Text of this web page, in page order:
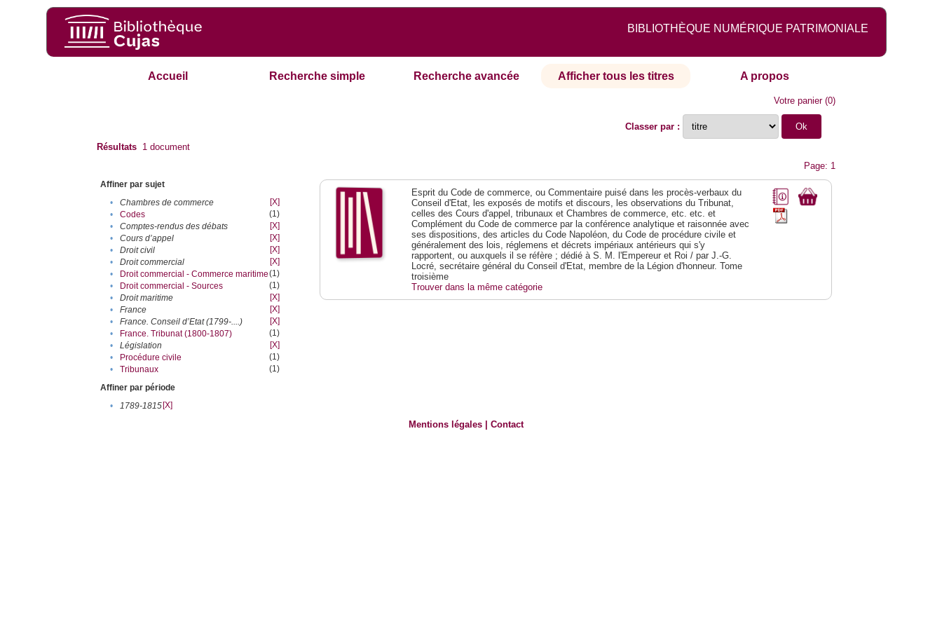
BIBLIOTHÈQUE NUMÉRIQUE PATRIMONIALE
Accueil Recherche simple Recherche avancée Afficher tous les titres A propos
Votre panier(0)
Classer par :
Résultats 1 document
Page: 1
Affiner par sujet
•
Chambres de commerce
[X]
•
Codes
(1)
•
Comptes-rendus des débats
[X]
•
Cours d’appel
[X]
•
Droit civil
[X]
•
Droit commercial
[X]
•
Droit commercial - Commerce maritime(1)
•
Droit commercial - Sources
(1)
•
Droit maritime
[X]
•
France
[X]
•
France. Conseil d’Etat (1799-....)
[X]
•
France. Tribunat (1800-1807)
(1)
•
Législation
[X]
•
Procédure civile
(1)
•
Tribunaux
(1)
Affiner par période
•
1789-1815[X]
Esprit du Code de commerce, ou Commentaire puisé dans les procès-verbaux du
Conseil d'Etat, les exposés de motifs et discours, les observations du Tribunat,
celles des Cours d'appel, tribunaux et Chambres de commerce, etc. etc. et
Complément du Code de commerce par la conférence analytique et raisonnée avec
ses dispositions, des articles du Code Napoléon, du Code de procédure civile et
généralement des lois, réglemens et décrets impériaux antérieurs qui s'y
rapportent, ou auxquels il se réfère ; dédié à S. M. l'Empereur et Roi / par J.-G.
Locré, secrétaire général du Conseil d'Etat, membre de la Légion d'honneur. Tome
troisième
Trouver dans la même catégorie
Mentions légales |Contact